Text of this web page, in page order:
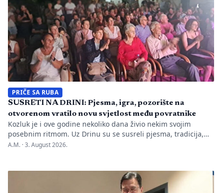
PRIČE SA RUBA
SUSRETI NA DRINI: Pjesma, igra, pozorište na
otvorenom vratilo novu svjetlost među povratnike
Kozluk je i ove godine nekoliko dana živio nekim svojim
posebnim ritmom. Uz Drinu su se susreli pjesma, tradicija,
gluma i ljudi, a „Susreti na Drini ’26“ još jednom su pokazali
se tih dana nije samo […]
A.M. ·3. August 2026.